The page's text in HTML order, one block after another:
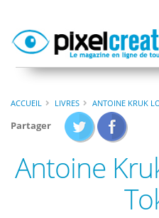
ACCUEIL LIVRES ANTOINE KRUK
Partager
Antoine